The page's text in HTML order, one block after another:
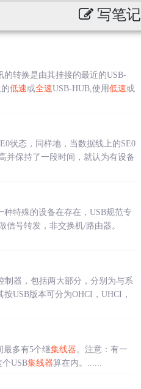
写笔记
的转换是由其挂接的最近的USB-
低速或全速USB-HUB,使用低速或
状态，同样地，当数据线上的SE0
并保持了一段时间，就认为有设备
种特殊的设备在存在，USB规范专
信号转发，非交换机/路由器。
制器，包括两大部分，分别为与系
USB版本可分为OHCI，UHCI，
最多有5个继集线器。注意：有一
USB集线器算在内。......